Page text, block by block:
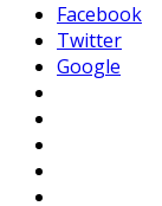
Facebook
Twitter
Google